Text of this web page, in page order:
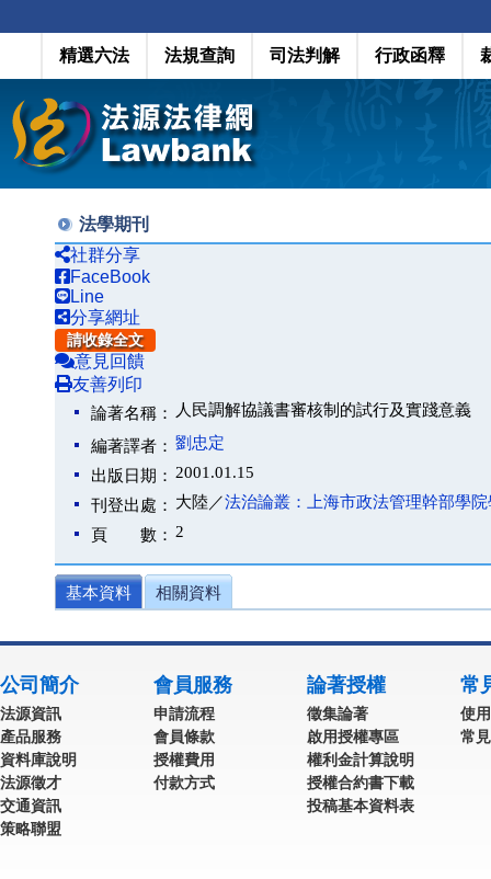
精選六法 法規查詢 司法判解 行政函釋
法學期刊
社群分享
FaceBook
Line
分享網址
請收錄全文
意見回饋
友善列印
論著名稱： 人民調解協議書審核制的試行及實踐意義
編著譯者： 劉忠定
出版日期： 2001.01.15
刊登出處： 大陸／法治論叢：上海市政法管理幹部學院
頁 數： 2
基本資料 相關資料
公司簡介
法源資訊
產品服務
資料庫說明
法源徵才
交通資訊
策略聯盟
會員服務
申請流程
會員條款
授權費用
付款方式
論著授權
徵集論著
啟用授權專區
權利金計算說明
授權合約書下載
投稿基本資料表
常
使
常